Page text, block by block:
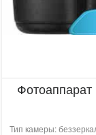
Тип камеры: